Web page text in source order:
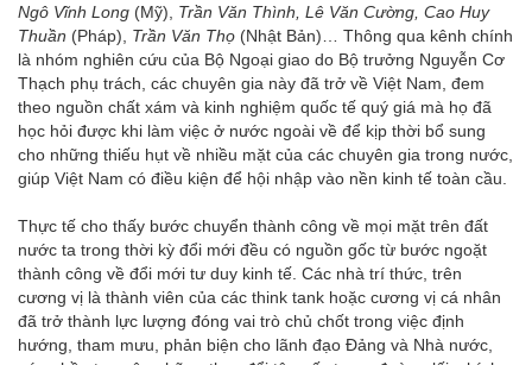
Ngô Vĩnh Long (Mỹ), Trần Văn Thình, Lê Văn Cường, Cao Huy
Thuần (Pháp), Trần Văn Thọ (Nhật Bản)… Thông qua kênh chính
là nhóm nghiên cứu của Bộ Ngoại giao do Bộ trưởng Nguyễn Cơ
Thạch phụ trách, các chuyên gia này đã trở về Việt Nam, đem
theo nguồn chất xám và kinh nghiệm quốc tế quý giá mà họ đã
học hỏi được khi làm việc ở nước ngoài về để kịp thời bổ sung
cho những thiếu hụt về nhiều mặt của các chuyên gia trong nước,
giúp Việt Nam có điều kiện để hội nhập vào nền kinh tế toàn cầu.
Thực tế cho thấy bước chuyển thành công về mọi mặt trên đất
nước ta trong thời kỳ đổi mới đều có nguồn gốc từ bước ngoặt
thành công về đổi mới tư duy kinh tế. Các nhà trí thức, trên
cương vị là thành viên của các think tank hoặc cương vị cá nhân
đã trở thành lực lượng đóng vai trò chủ chốt trong việc định
hướng, tham mưu, phản biện cho lãnh đạo Đảng và Nhà nước,